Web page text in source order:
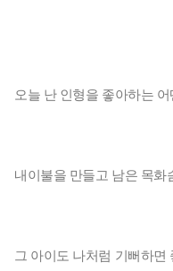
오늘 난 인형을 좋아하는
내이불을 만들고 남은 목화
그 아이도 나처럼 기뻐하면